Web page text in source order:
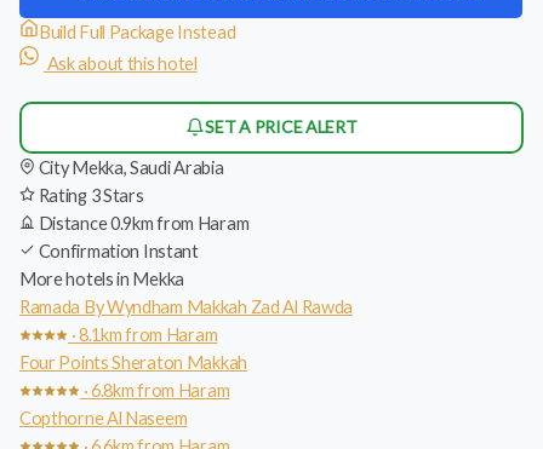
Build Full Package Instead
Ask about this hotel
SET A PRICE ALERT
CityMekka, Saudi Arabia
Rating 3 Stars
Distance0.9km from Haram
Confirmation Instant
More hotels in Mekka
Ramada By Wyndham Makkah Zad Al Rawda
· 8.1km from Haram
Four Points Sheraton Makkah
· 6.8km from Haram
Copthorne Al Naseem